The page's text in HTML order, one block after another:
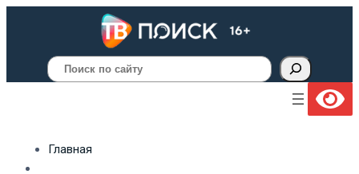
Поиск
Главная